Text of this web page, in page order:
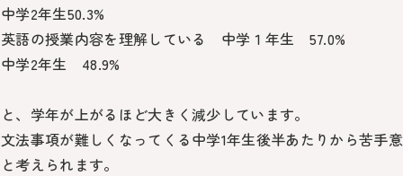
中学2年生50.3%
英語の授業内容を理解している 中学１年生 57.0%
中学2年生 48.9%
と、学年が上がるほど大きく減少しています。
文法事項が難しくなってくる中学1年生後半あたりから苦手
と考えられます。